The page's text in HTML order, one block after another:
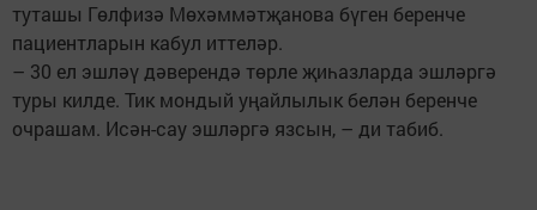
туташы Гөлфизә Мөхәммәтҗанова бүген беренче
пациентларын кабул иттеләр.
– 30 ел эшләү дәверендә төрле җиһазларда эшләргә
туры килде. Тик мондый уңайлылык белән беренче
очрашам. Исән-сау эшләргә язсын, – ди табиб.